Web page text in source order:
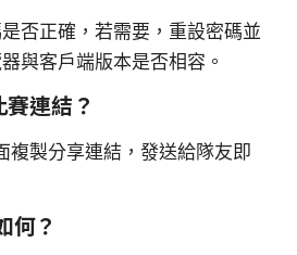
否正確，若需要，重設密碼並
與客戶端版本是否相容。
連結？
複製分享連結，發送給隊友即
何？